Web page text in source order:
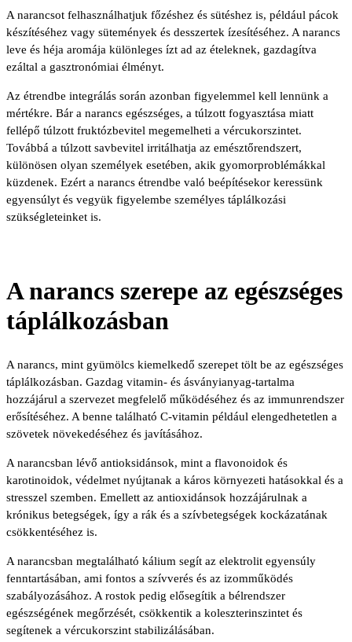
A narancsot felhasználhatjuk főzéshez és sütéshez is, például pácok
készítéséhez vagy sütemények és desszertek ízesítéséhez. A narancs
leve és héja aromája különleges ízt ad az ételeknek, gazdagítva
ezáltal a gasztronómiai élményt.
Az étrendbe integrálás során azonban figyelemmel kell lennünk a
mértékre. Bár a narancs egészséges, a túlzott fogyasztása miatt
fellépő túlzott fruktózbevitel megemelheti a vércukorszintet.
Továbbá a túlzott savbevitel irritálhatja az emésztőrendszert,
különösen olyan személyek esetében, akik gyomorproblémákkal
küzdenek. Ezért a narancs étrendbe való beépítésekor keressünk
egyensúlyt és vegyük figyelembe személyes táplálkozási
szükségleteinket is.
A narancs szerepe az egészséges
táplálkozásban
A narancs, mint gyümölcs kiemelkedő szerepet tölt be az egészséges
táplálkozásban. Gazdag vitamin- és ásványianyag-tartalma
hozzájárul a szervezet megfelelő működéséhez és az immunrendszer
erősítéséhez. A benne található C-vitamin például elengedhetetlen a
szövetek növekedéséhez és javításához.
A narancsban lévő antioksidánsok, mint a flavonoidok és
karotinoidok, védelmet nyújtanak a káros környezeti hatásokkal és a
stresszel szemben. Emellett az antioxidánsok hozzájárulnak a
krónikus betegségek, így a rák és a szívbetegségek kockázatának
csökkentéséhez is.
A narancsban megtalálható kálium segít az elektrolit egyensúly
fenntartásában, ami fontos a szívverés és az izomműködés
szabályozásához. A rostok pedig elősegítik a bélrendszer
egészségének megőrzését, csökkentik a koleszterinszintet és
segítenek a vércukorszint stabilizálásában.